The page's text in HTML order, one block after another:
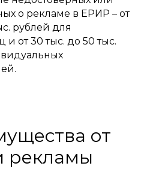
о рекламе в ЕРИР – от
рублей для
от 30 тыс. до 50 тыс.
от
рекламы